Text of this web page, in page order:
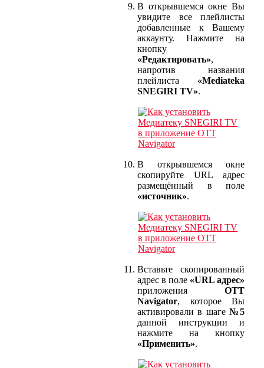
В открывшемся окне Вы
увидите все плейлисты
добавленные к Вашему
аккаунту. Нажмите на
кнопку
«Редактировать»,
напротив названия
плейлиста «Mediateka
SNEGIRI TV».
В открывшемся окне
скопируйте URL адрес
размещённый в поле
«источник».
Вставьте скопированный
адрес в поле «URL адрес»
приложения OTT
Navigator, которое Вы
активировали в шаге №5
данной инструкции и
нажмите на кнопку
«Применить».